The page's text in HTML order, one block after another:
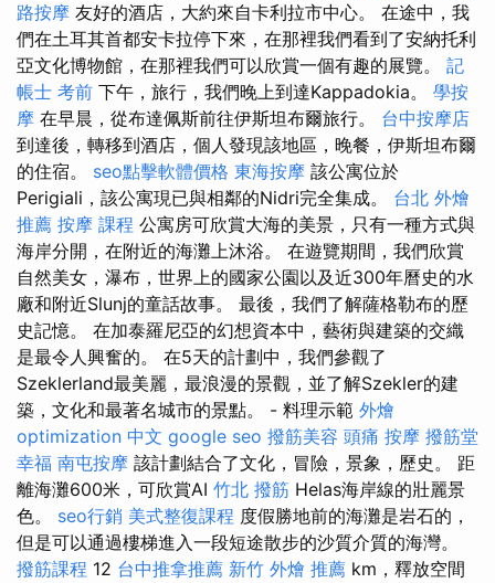
路按摩 友好的酒店，大約來自卡利拉市中心。 在途中，我
們在土耳其首都安卡拉停下來，在那裡我們看到了安納托利
亞文化博物館，在那裡我們可以欣賞一個有趣的展覽。 記
帳士 考前 下午，旅行，我們晚上到達Kappadokia。 學按
摩 在早晨，從布達佩斯前往伊斯坦布爾旅行。 台中按摩店
到達後，轉移到酒店，個人發現該地區，晚餐，伊斯坦布爾
的住宿。 seo點擊軟體價格 東海按摩 該公寓位於
Perigiali，該公寓現已與相鄰的Nidri完全集成。 台北 外燴
推薦 按摩 課程 公寓房可欣賞大海的美景，只​​有一種方式與
海岸分開，在附近的海灘上沐浴。 在遊覽期間，我們欣賞
自然美女，瀑布，世界上的國家公園以及近300年曆史的水
廠和附近Slunj的童話故事。 最後，我們了解薩格勒布的歷
史記憶。 在加泰羅尼亞的幻想資本中，藝術與建築的交織
是最令人興奮的。 在5天的計劃中，我們參觀了
Szeklerland最美麗，最浪漫的景觀，並了解Szekler的建
築，文化和最著名城市的景點。 - 料理示範 外燴
optimization 中文 google seo 撥筋美容 頭痛 按摩 撥筋堂
幸福 南屯按摩 該計劃結合了文化，冒險，景象，歷史。 距
離海灘600米，可欣賞AI 竹北 撥筋 Helas海岸線的壯麗景
色。 seo行銷 美式整復課程 度假勝地前的海灘是岩石的，
但是可以通過樓梯進入一段短途散步的沙質介質的海灣。
撥筋課程 12 台中推拿推薦 新竹 外燴 推薦 km，釋放空間